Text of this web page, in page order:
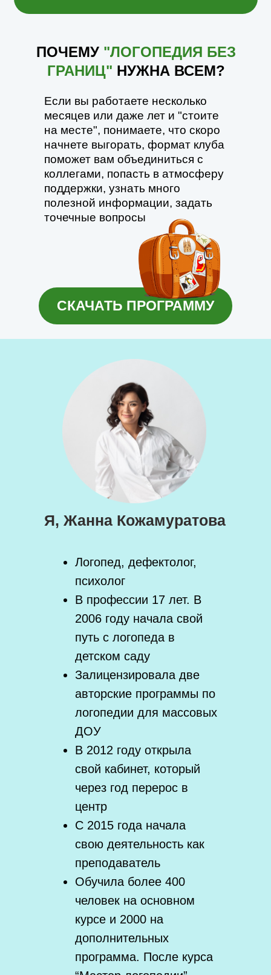
ПОЧЕМУ "ЛОГОПЕДИЯ БЕЗ
ГРАНИЦ" НУЖНА ВСЕМ?
Если вы работаете несколько
месяцев или даже лет и "стоите
на месте", понимаете, что скоро
начнете выгорать, формат клуба
поможет вам объединиться с
коллегами, попасть в атмосферу
поддержки, узнать много
полезной информации, задать
точечные вопросы
СКАЧАТЬ ПРОГРАММУ
Логопед, дефектолог,
психолог
В профессии 17 лет. В
2006 году начала свой
путь с логопеда в
детском саду
Залицензировала две
авторские программы по
логопедии для массовых
ДОУ
В 2012 году открыла
свой кабинет, который
через год перерос в
центр
С 2015 года начала
свою деятельность как
преподаватель
Обучила более 400
человек на основном
курсе и 2000 на
дополнительных
программа. После курса
Я, Жанна Кожамуратова